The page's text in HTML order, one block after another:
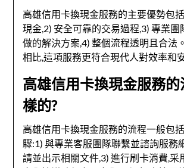
高雄信用卡換現金服務的主要優勢包
現金,2) 安全可靠的交易過程,3) 專業團
做的解決方案,4) 整個流程透明且合法
相比,這項服務更符合現代人對效率和
高雄信用卡換現金服務
樣的?
高雄信用卡換現金服務的流程一般包
驟:1) 與專業客服團隊聯繫並諮詢服務
請並出示相關文件,3) 進行刷卡消費,采